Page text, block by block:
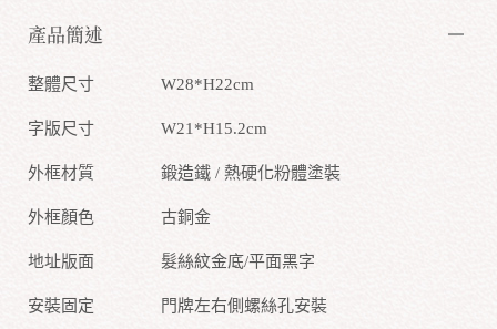
產品簡述
整體尺寸 W28*H22cm
字版尺寸 W21*H15.2cm
外框材質 鍛造鐵 / 熱硬化粉體塗裝
外框顏色 古銅金
地址版面 髮絲紋金底/平面黑字
安裝固定
門牌左右側螺絲孔安裝